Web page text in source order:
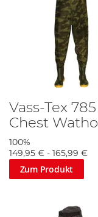
Vass-Tex
Chest
100%
149,95 € - 165,99 €
Zum Produkt